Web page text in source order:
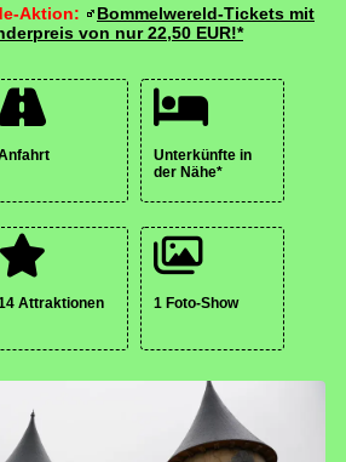
Aktion:
Bommelwereld-Tickets mit
von nur 22,50 EUR!*
Unterkünfte in
der Nähe*
Attraktionen 1 Foto-Show